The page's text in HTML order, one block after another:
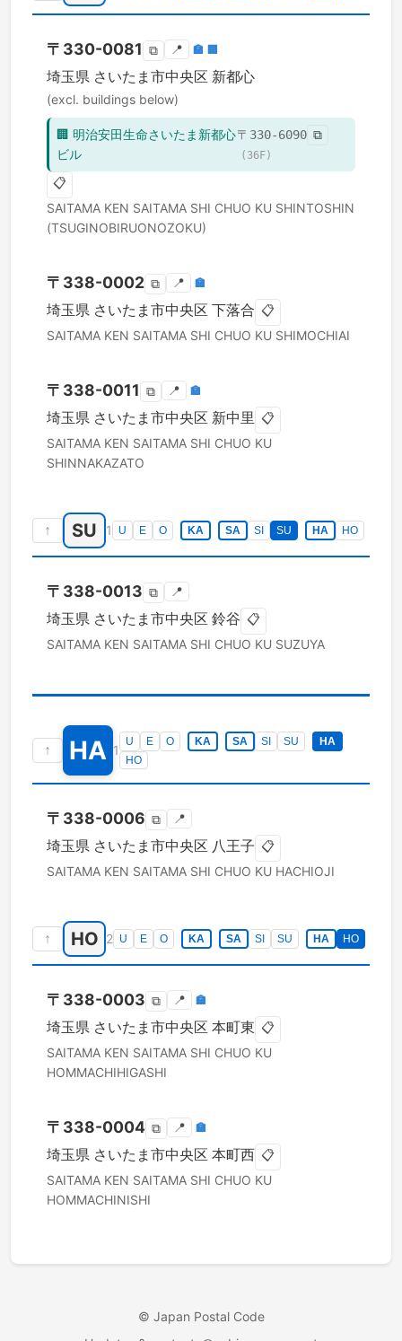
〒 330-0081 ⧉ 📍 🏣 🏢
埼玉県 さいたま市中央区 新都心
(excl. buildings below)
🏢 明治安田生命さいたま新都心
ビル
〒 330-6090 ⧉
( 36F)
📋
SAITAMA KEN SAITAMA SHI CHUO KU SHINTOSHIN
(TSUGINOBIRUONOZOKU)
〒 338-0002 ⧉ 📍 🏣
埼玉県 さいたま市中央区 下落合 📋
SAITAMA KEN SAITAMA SHI CHUO KU SHIMOCHIAI
〒 338-0011 ⧉ 📍 🏣
埼玉県 さいたま市中央区 新中里 📋
SAITAMA KEN SAITAMA SHI CHUO KU
SHINNAKAZATO
↑ SU 1 U E O KA SA SI SU HA HO
〒 338-0013 ⧉ 📍
埼玉県 さいたま市中央区 鈴谷 📋
SAITAMA KEN SAITAMA SHI CHUO KU SUZUYA
↑ HA 1
U E O KA SA SI SU
HA
HO
〒 338-0006 ⧉ 📍
埼玉県 さいたま市中央区 八王子 📋
SAITAMA KEN SAITAMA SHI CHUO KU HACHIOJI
↑ HO 2 U E O KA SA SI SU HA HO
〒 338-0003 ⧉ 📍 🏣
埼玉県 さいたま市中央区 本町東 📋
SAITAMA KEN SAITAMA SHI CHUO KU
HOMMACHIHIGASHI
〒 338-0004 ⧉ 📍 🏣
埼玉県 さいたま市中央区 本町西 📋
SAITAMA KEN SAITAMA SHI CHUO KU
HOMMACHINISHI
© Japan Postal Code